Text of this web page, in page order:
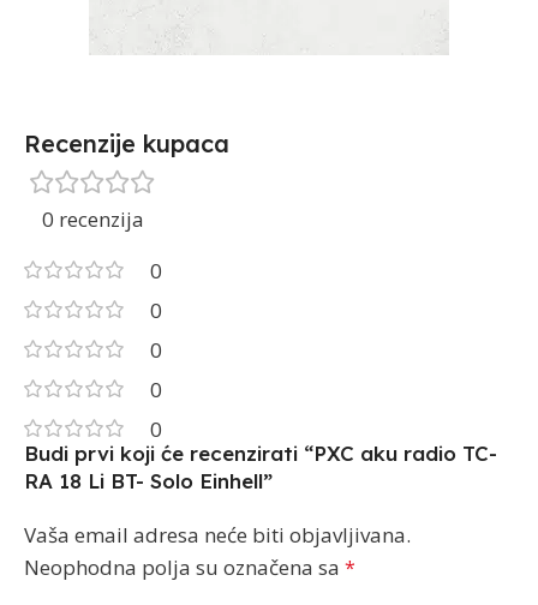
Recenzije kupaca
0 recenzija
0
0
0
0
0
Budi prvi koji će recenzirati “PXC aku radio TC-
RA 18 Li BT- Solo Einhell”
Vaša email adresa neće biti objavljivana.
Neophodna polja su označena sa *